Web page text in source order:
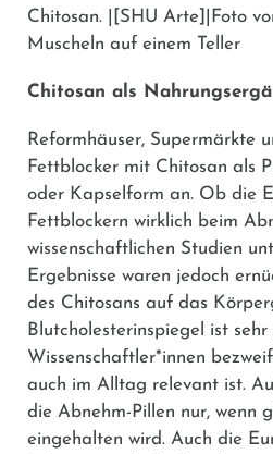
Chitosan. |[SHU Arte]|Foto
Muscheln auf einem Teller
Chitosan als
Reformhäuser, Supermärkte
Fettblocker mit Chitosan als
oder Kapselform an. Ob die
Fettblockern wirklich beim
wissenschaftlichen Studien
Ergebnisse waren jedoch
des Chitosans auf das
Blutcholesterinspiegel ist sehr
Wissenschaftler*innen
auch im Alltag relevant ist.
die Abnehm-Pillen nur, wenn
eingehalten wird. Auch die